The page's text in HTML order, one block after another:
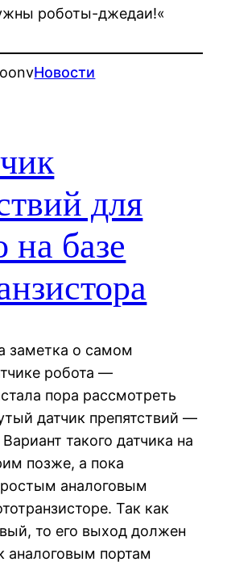
роботы-джедаи!«
Новости
для
базе
заметка о самом
робота —
пора рассмотреть
датчик препятствий —
такого датчика на
позже, а пока
аналоговым
Так как
то его выход должен
аналоговым портам